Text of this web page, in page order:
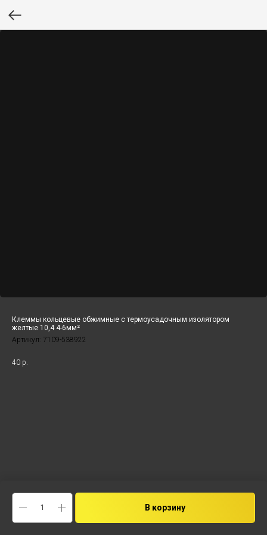
Клеммы кольцевые обжимные с термоусадочным изолятором
желтые 10,4 4-6мм²
Артикул: 7109-538922
40 р.
В корзину